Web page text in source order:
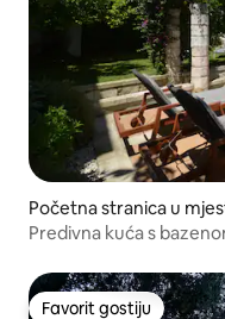
Početna stranica u
Predivna kuća s
Favorit gostiju